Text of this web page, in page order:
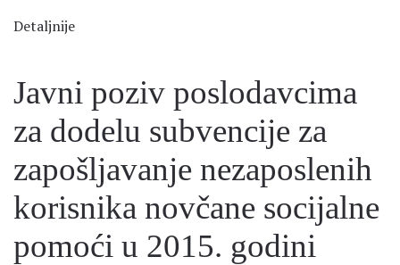
Detaljnije
Javni poziv poslodavcima
za dodelu subvencije za
zapošljavanje nezaposlenih
korisnika novčane socijalne
pomoći u 2015. godini